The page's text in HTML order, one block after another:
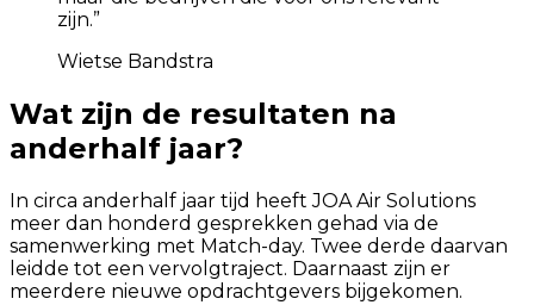
zijn.”
Wietse Bandstra
Wat zijn de resultaten na
anderhalf jaar?
In circa anderhalf jaar tijd heeft JOA Air Solutions
meer dan honderd gesprekken gehad via de
samenwerking met Match-day. Twee derde daarvan
leidde tot een vervolgtraject. Daarnaast zijn er
meerdere nieuwe opdrachtgevers bijgekomen.